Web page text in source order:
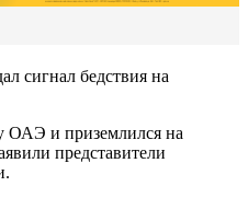
сигнал бедствия на
ОАЭ и приземлился на
представители